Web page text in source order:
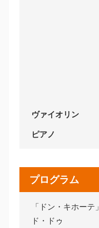
ヴァイオリン
ピアノ
プログラム
「ドン・キホーテ
ド・ドゥ